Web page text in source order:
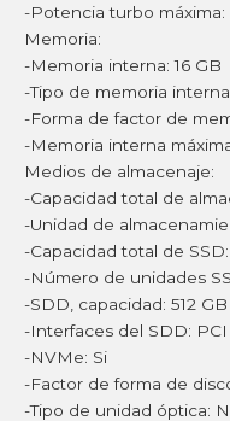
-Potencia turbo máxima:
Memoria:
-Memoria interna: 16 GB
-Tipo de memoria
-Forma de factor de
-Memoria interna
Medios de almacenaje:
-Capacidad total de
-Unidad de
-Capacidad total de SSD:
-Número de unidades
-SDD, capacidad: 512 GB
-Interfaces del SDD: PCI
-NVMe: Si
-Factor de forma de
-Tipo de unidad óptica: